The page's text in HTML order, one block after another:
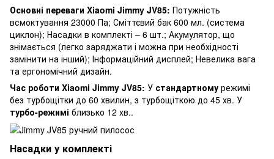
Основні переваги Xiaomi Jimmy JV85: Потужність
всмоктування 23000 Па; Сміттєвий бак 600 мл. (система
циклон); Насадки в комплекті – 6 шт.; Акумулятор, що
знімається (легко заряджати і можна при необхідності
замінити на інший); Інформаційний дисплей; Невелика вага
та ергономічний дизайн.
Час роботи Xiaomi Jimmy JV85: У стандартному режимі
без турбощітки до 60 хвилин, з турбощіткою до 45 хв. У
турбо-режимі близько 12 хв..
Насадки у комплекті